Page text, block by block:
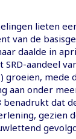
lieten
van de
daalde in
aandeel
groeien, mede
aan onder
benadrukt dat
gezien